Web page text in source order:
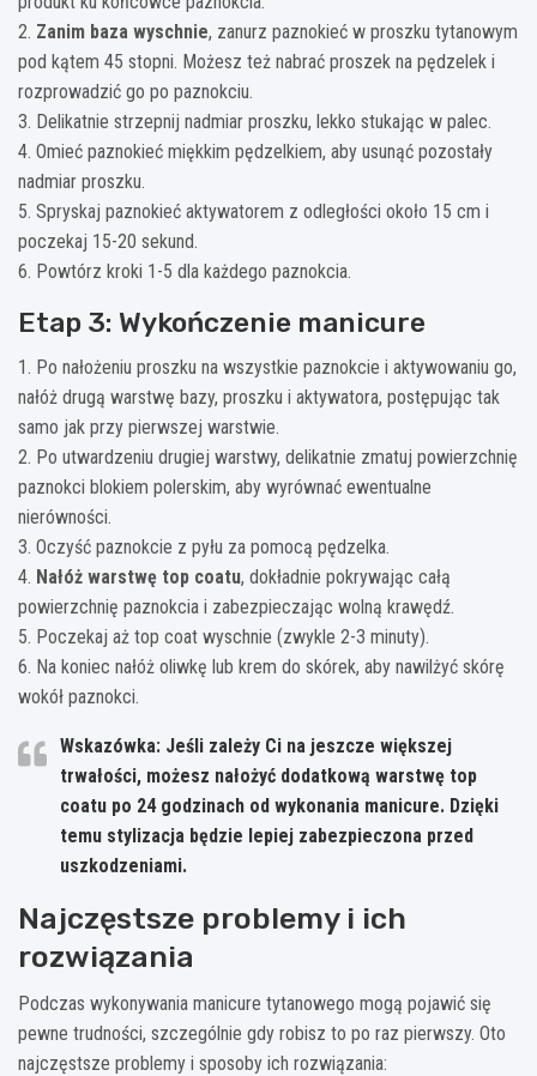
2. Zanim baza wyschnie, zanurz paznokieć w proszku tytanowym
pod kątem 45 stopni. Możesz też nabrać proszek na pędzelek i
rozprowadzić go po paznokciu.
3. Delikatnie strzepnij nadmiar proszku, lekko stukając w palec.
4. Omieć paznokieć miękkim pędzelkiem, aby usunąć pozostały
nadmiar proszku.
5. Spryskaj paznokieć aktywatorem z odległości około 15 cm i
poczekaj 15-20 sekund.
6. Powtórz kroki 1-5 dla każdego paznokcia.
Etap 3: Wykończenie manicure
1. Po nałożeniu proszku na wszystkie paznokcie i aktywowaniu go,
nałóż drugą warstwę bazy, proszku i aktywatora, postępując tak
samo jak przy pierwszej warstwie.
2. Po utwardzeniu drugiej warstwy, delikatnie zmatuj powierzchnię
paznokci blokiem polerskim, aby wyrównać ewentualne
nierówności.
3. Oczyść paznokcie z pyłu za pomocą pędzelka.
4. Nałóż warstwę top coatu, dokładnie pokrywając całą
powierzchnię paznokcia i zabezpieczając wolną krawędź.
5. Poczekaj aż top coat wyschnie (zwykle 2-3 minuty).
6. Na koniec nałóż oliwkę lub krem do skórek, aby nawilżyć skórę
wokół paznokci.
Wskazówka: Jeśli zależy Ci na jeszcze większej
trwałości, możesz nałożyć dodatkową warstwę top
coatu po 24 godzinach od wykonania manicure. Dzięki
temu stylizacja będzie lepiej zabezpieczona przed
uszkodzeniami.
Najczęstsze problemy i ich
rozwiązania
Podczas wykonywania manicure tytanowego mogą pojawić się
pewne trudności, szczególnie gdy robisz to po raz pierwszy. Oto
najczęstsze problemy i sposoby ich rozwiązania: